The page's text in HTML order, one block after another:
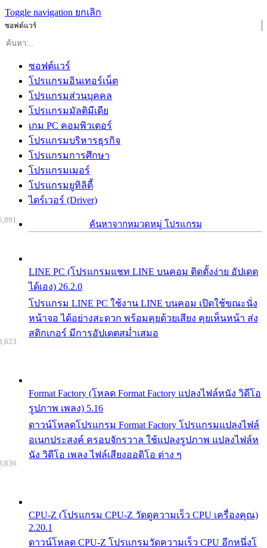
Toggle navigation ยกเลิก
ซอฟต์แวร์
ซอฟต์แวร์
โปรแกรมอินเทอร์เน็ต
โปรแกรมส่วนบุคคล
โปรแกรมมัลติมีเดีย
เกม PC คอมพิวเตอร์
โปรแกรมบริหารธุรกิจ
โปรแกรมการศึกษา
โปรแกรมเมอร์
โปรแกรมยูทิลิตี้
ไดร์เวอร์ (Driver)
ค้นหาจากหมวดหมู่ โปรแกรม
LINE PC (โปรแกรมแชท LINE บนคอม ติดตั้งง่าย อัปเดต
ได้เอง) 26.2.0
โปรแกรม LINE PC ใช้งาน LINE บนคอม เปิดใช้ขณะนั่ง
หน้าจอ ได้อย่างสะดวก พร้อมคุยด้วยเสียง คุยเห็นหน้า ส่ง
สติกเกอร์ มีการอัปเดตสม่ำเสมอ
Format Factory (โหลด Format Factory แปลงไฟล์หนัง วิดีโอ
รูปภาพ เพลง) 5.16
ดาวน์โหลดโปรแกรม Format Factory โปรแกรมแปลงไฟล์
อเนกประสงค์ ครอบจักรวาล ใช้แปลงรูปภาพ แปลงไฟล์ห
นัง วิดีโอ เพลง ไฟล์เสียงออดิโอ ต่าง ๆ
CPU-Z (โปรแกรม CPU-Z วัดดูความเร็ว CPU เครื่องคุณ)
2.20.1
ดาวน์โหลด CPU-Z โปรแกรมวัดความเร็ว CPU อีกหนึ่งโ